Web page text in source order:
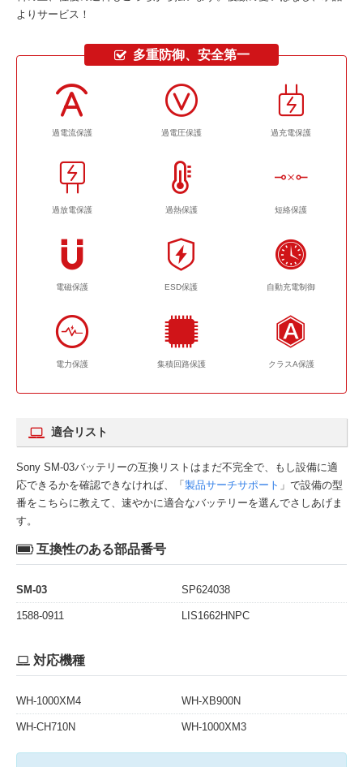
よりサービス！
多重防御、安全第一
過電流保護 過電圧保護 過充電保護
過放電保護 過熱保護 短絡保護
電磁保護 ESD保護 自動充電制御
電力保護 集積回路保護 クラスA保護
適合リスト
Sony SM-03バッテリーの互換リストはまだ不完全で、もし設備に適
応できるかを確認できなければ、「 製品サーチサポート 」で設備の型
番をこちらに教えて、速やかに適合なバッテリーを選んでさしあげま
す。
互換性のある部品番号
SM-03 SP624038
1588-0911 LIS1662HNPC
対応機種
WH-1000XM4 WH-XB900N
WH-CH710N WH-1000XM3